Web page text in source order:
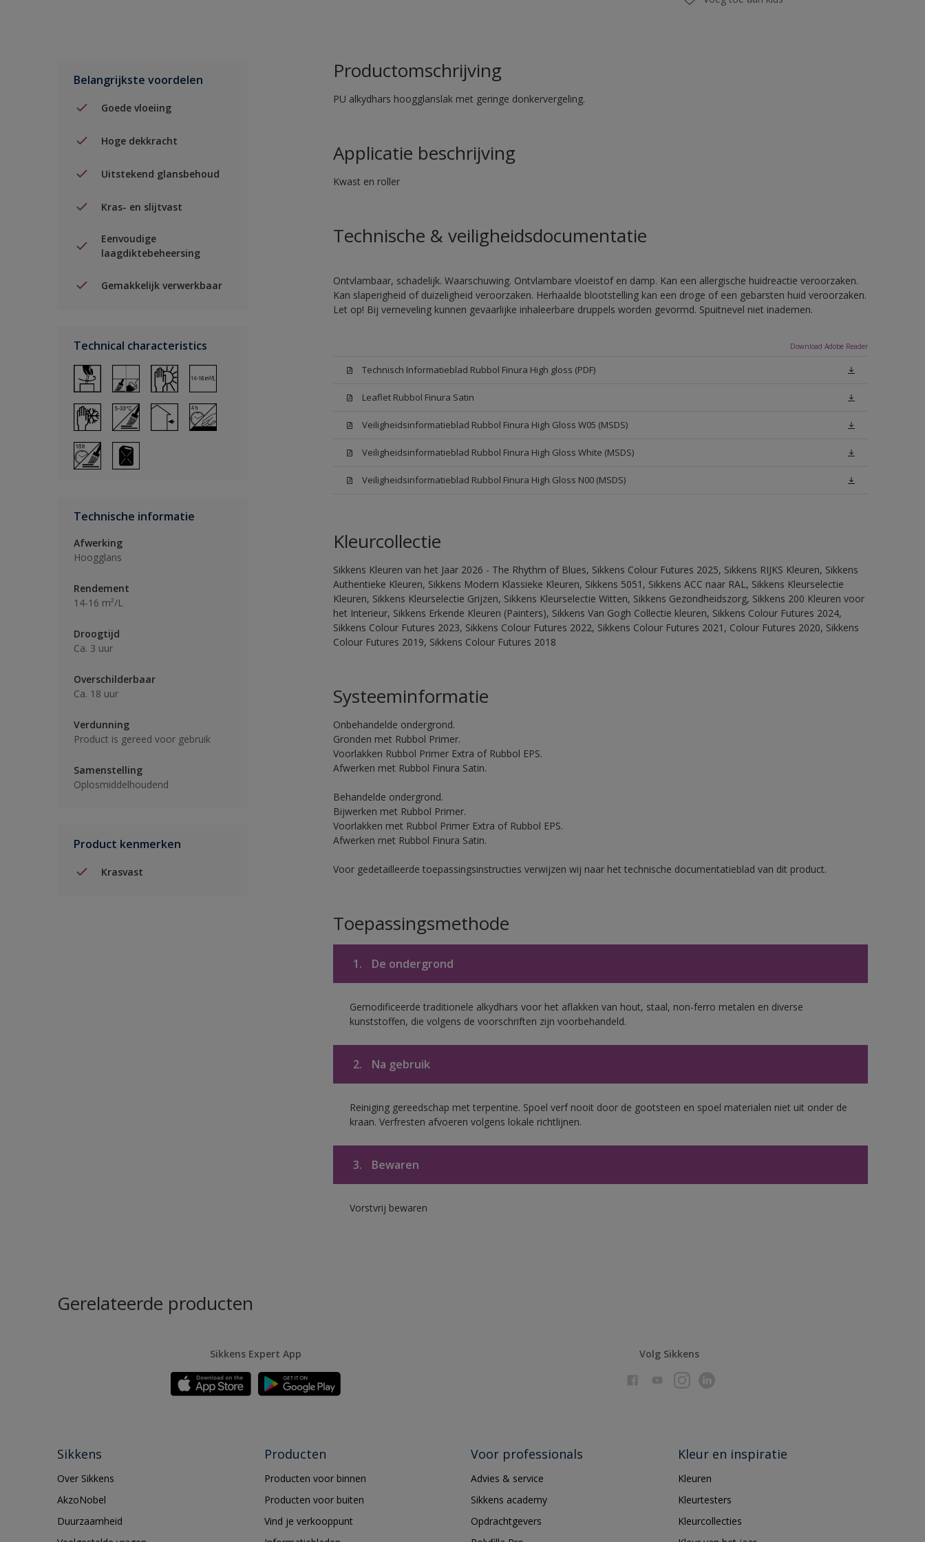
Belangrijkste voordelen
Goede vloeiing
Hoge dekkracht
Uitstekend glansbehoud
Kras- en slijtvast
Eenvoudige
laagdiktebeheersing
Gemakkelijk verwerkbaar
Technical characteristics
Technische informatie
Afwerking
Hoogglans
Rendement
14-16 m²/L
Droogtijd
Ca. 3 uur
Overschilderbaar
Ca. 18 uur
Verdunning
Product is gereed voor gebruik
Samenstelling
Oplosmiddelhoudend
Product kenmerken
Krasvast
Productomschrijving
PU alkydhars hoogglanslak met geringe donkervergeling.
Applicatie beschrijving
Kwast en roller
Technische & veiligheidsdocumentatie
Ontvlambaar, schadelijk. Waarschuwing. Ontvlambare vloeistof en damp. Kan een allergische huidreactie veroorzaken.
Kan slaperigheid of duizeligheid veroorzaken. Herhaalde blootstelling kan een droge of een gebarsten huid veroorzaken.
Let op! Bij verneveling kunnen gevaarlijke inhaleerbare druppels worden gevormd. Spuitnevel niet inademen.
Download Adobe Reader
Technisch Informatieblad Rubbol Finura High gloss (PDF)
Leaflet Rubbol Finura Satin
Veiligheidsinformatieblad Rubbol Finura High Gloss W05 (MSDS)
Veiligheidsinformatieblad Rubbol Finura High Gloss White (MSDS)
Veiligheidsinformatieblad Rubbol Finura High Gloss N00 (MSDS)
Kleurcollectie
Sikkens Kleuren van het Jaar 2026 - The Rhythm of Blues, Sikkens Colour Futures 2025, Sikkens RIJKS Kleuren, Sikkens
Authentieke Kleuren, Sikkens Modern Klassieke Kleuren, Sikkens 5051, Sikkens ACC naar RAL, Sikkens Kleurselectie
Kleuren, Sikkens Kleurselectie Grijzen, Sikkens Kleurselectie Witten, Sikkens Gezondheidszorg, Sikkens 200 Kleuren voor
het Interieur, Sikkens Erkende Kleuren (Painters), Sikkens Van Gogh Collectie kleuren, Sikkens Colour Futures 2024,
Sikkens Colour Futures 2023, Sikkens Colour Futures 2022, Sikkens Colour Futures 2021, Colour Futures 2020, Sikkens
Colour Futures 2019, Sikkens Colour Futures 2018
Systeeminformatie
Onbehandelde ondergrond.
Gronden met Rubbol Primer.
Voorlakken Rubbol Primer Extra of Rubbol EPS.
Afwerken met Rubbol Finura Satin.
Behandelde ondergrond.
Bijwerken met Rubbol Primer.
Voorlakken met Rubbol Primer Extra of Rubbol EPS.
Afwerken met Rubbol Finura Satin.
Voor gedetailleerde toepassingsinstructies verwijzen wij naar het technische documentatieblad van dit product.
Toepassingsmethode
1. De ondergrond
Gemodificeerde traditionele alkydhars voor het aflakken van hout, staal, non-ferro metalen en diverse
kunststoffen, die volgens de voorschriften zijn voorbehandeld.
2. Na gebruik
Reiniging gereedschap met terpentine. Spoel verf nooit door de gootsteen en spoel materialen niet uit onder de
kraan. Verfresten afvoeren volgens lokale richtlijnen.
3. Bewaren
Vorstvrij bewaren
Gerelateerde producten
Sikkens Expert App Volg Sikkens
Sikkens
Over Sikkens
AkzoNobel
Duurzaamheid
Producten
Producten voor binnen
Producten voor buiten
Vind je verkooppunt
Voor professionals
Advies & service
Sikkens academy
Opdrachtgevers
Kleur en inspiratie
Kleuren
Kleurtesters
Kleurcollecties